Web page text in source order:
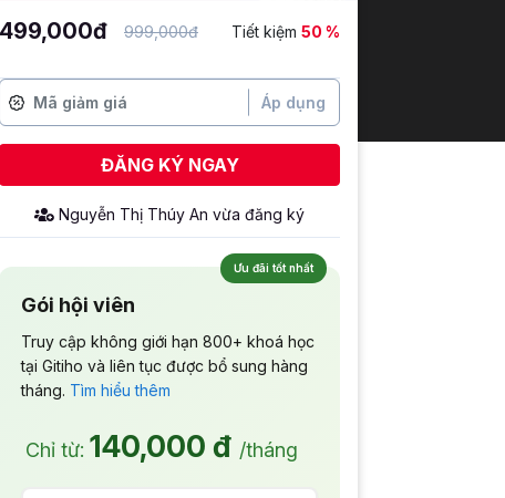
499,000đ 999,000đ Tiết kiệm 50 %
Áp dụng
ĐĂNG KÝ NGAY
Ưu đãi tốt nhất
Gói hội viên
Truy cập không giới hạn 800+ khoá học
tại Gitiho và liên tục được bổ sung hàng
tháng. Tìm hiểu thêm
Chỉ từ: 140,000 đ /tháng